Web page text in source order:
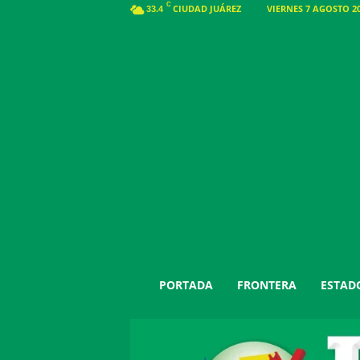
33.4 C CIUDAD JUÁREZ VIERNES 7 AGOSTO
PORTADA FRONTERA